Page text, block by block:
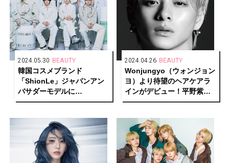
2024.05.30 BEAUTY
韓国コスメブランド
「ShionLe」ジャパンアン
バサダーモデルに
「TREASURE」が就任
2024.04.26 BEAUTY
Wonjungyo（ウォンジョン
ヨ）より待望のヘアケアラ
インがデビュー！平野紫耀
（Number_i）が広告キャラ